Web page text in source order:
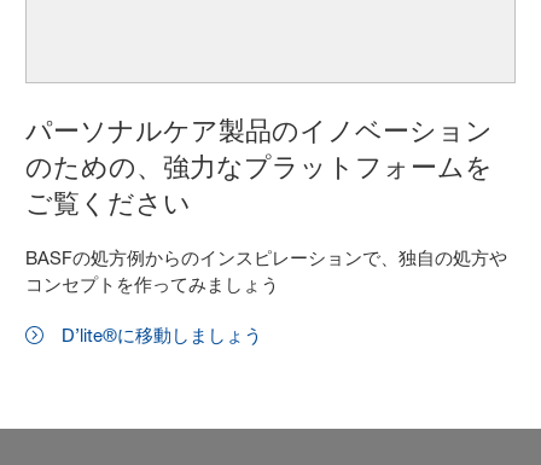
パーソナルケア製品のイノベーション
のための、強力なプラットフォームを
ご覧ください
BASFの処方例からのインスピレーションで、独自の処方や
コンセプトを作ってみましょう
D’lite®に移動しましょう